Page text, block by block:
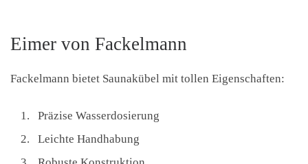
Eimer von Fackelmann
Fackelmann bietet Saunakübel mit tollen Eigenschaften:
Präzise Wasserdosierung
Leichte Handhabung